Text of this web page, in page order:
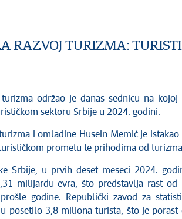
RAZVOJ TURIZMA:
sektoru Srbije u 2024. godini.
i omladine Husein Memić je istakao
prometu te prihodima od
Srbije, u prvih deset meseci 2024.
milijardu evra, što predstavlja rast od
godine. Republički zavod za
posetilo 3,8 miliona turista, što je porast